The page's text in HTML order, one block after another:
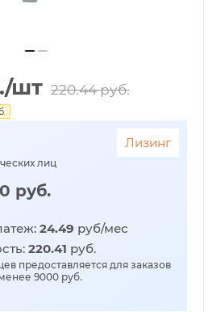
/шт 220.44руб.
Лизинг
лиц
0 руб.
24.49 руб/мес
220.41 руб.
предоставляется для заказов
9000 руб.